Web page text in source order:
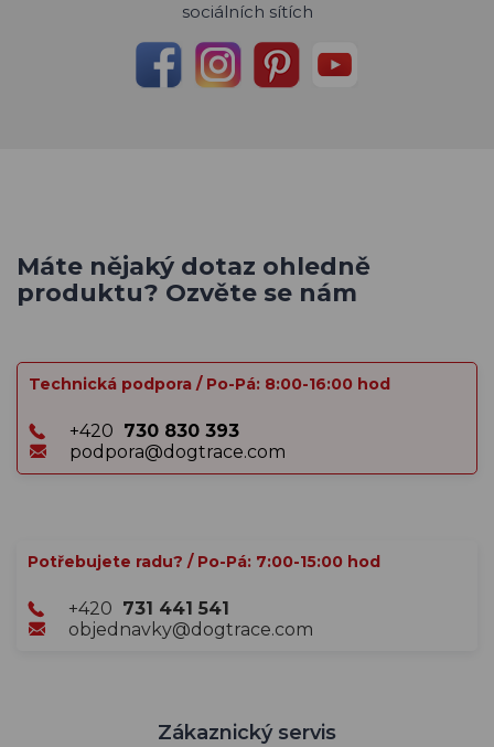
sociálních sítích
Máte nějaký dotaz ohledně
produktu? Ozvěte se nám
Technická podpora / Po-Pá: 8:00-16:00 hod
+420 730 830 393
podpora@dogtrace.com
Potřebujete radu? / Po-Pá: 7:00-15:00 hod
+420 731 441 541
objednavky@dogtrace.com
Zákaznický servis